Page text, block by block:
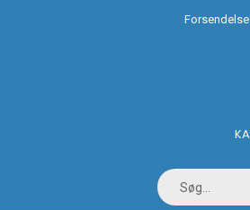
Forsendelse